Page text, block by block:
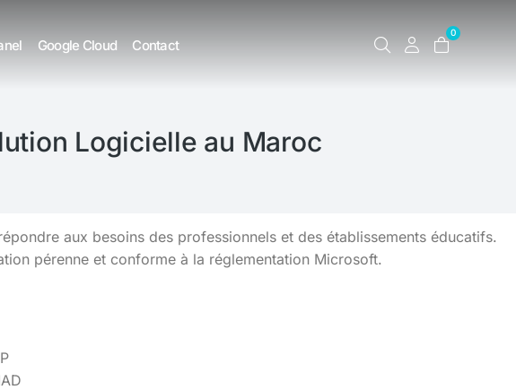
Google Cloud Contact
0
Logicielle au Maroc
aux besoins des professionnels et des établissements éducatifs.
pérenne et conforme à la réglementation Microsoft.